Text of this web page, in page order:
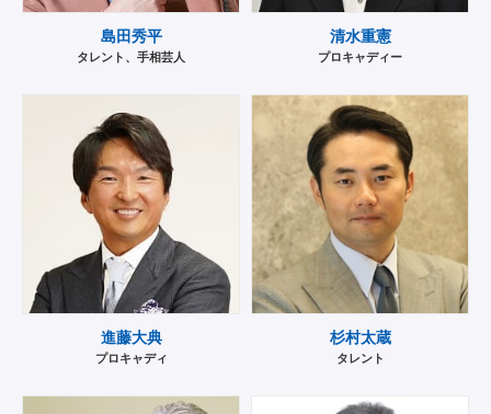
島田秀平
タレント、手相芸人
清水重憲
プロキャディー
進藤大典
プロキャディ
杉村太蔵
タレント